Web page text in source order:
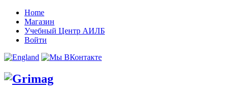
Home
Магазин
Учебный Центр АИЛБ
Войти